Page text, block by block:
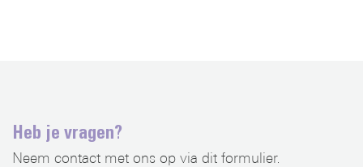
Heb je vragen?
Neem contact met ons op via dit formulier.